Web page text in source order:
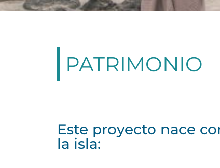
PATRIMONIO
Este proyecto nace
la isla: